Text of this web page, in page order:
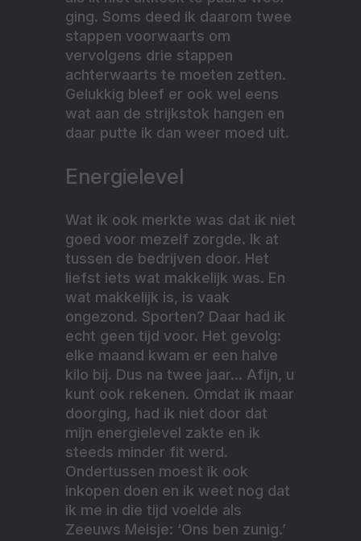
ging. Soms deed ik daarom twee
stappen voorwaarts om
vervolgens drie stappen
achterwaarts te moeten zetten.
Gelukkig bleef er ook wel eens
wat aan de strijkstok hangen en
daar putte ik dan weer moed uit.
Energielevel
Wat ik ook merkte was dat ik niet
goed voor mezelf zorgde. Ik at
tussen de bedrijven door. Het
liefst iets wat makkelijk was. En
wat makkelijk is, is vaak
ongezond. Sporten? Daar had ik
echt geen tijd voor. Het gevolg:
elke maand kwam er een halve
kilo bij. Dus na twee jaar… Afijn, u
kunt ook rekenen. Omdat ik maar
doorging, had ik niet door dat
mijn energielevel zakte en ik
steeds minder fit werd.
Ondertussen moest ik ook
inkopen doen en ik weet nog dat
ik me in die tijd voelde als
Zeeuws Meisje: ‘Ons ben zunig.’